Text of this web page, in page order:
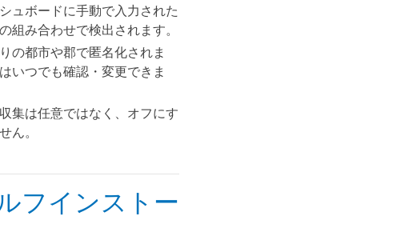
ュボードに手動で入力された
組み合わせで検出されます。
の都市や郡で匿名化されま
いつでも確認・変更できま
集は任意ではなく、オフにす
ん。
フインストー